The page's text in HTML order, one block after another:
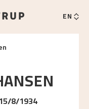
EN
8/1934